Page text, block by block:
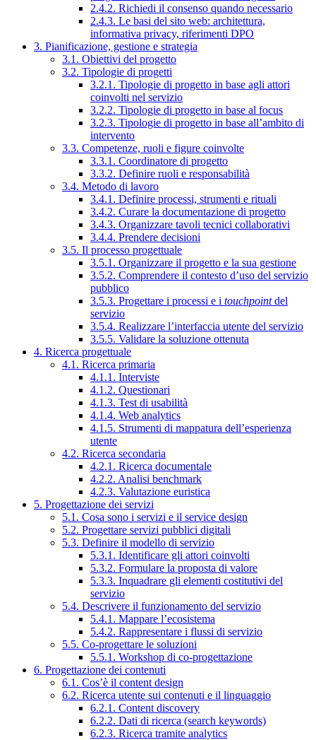
2.4.2. Richiedi il consenso quando necessario
2.4.3. Le basi del sito web: architettura,
informativa privacy, riferimenti DPO
3. Pianificazione, gestione e strategia
3.1. Obiettivi del progetto
3.2. Tipologie di progetti
3.2.1. Tipologie di progetto in base agli attori
coinvolti nel servizio
3.2.2. Tipologie di progetto in base al focus
3.2.3. Tipologie di progetto in base all’ambito di
intervento
3.3. Competenze, ruoli e figure coinvolte
3.3.1. Coordinatore di progetto
3.3.2. Definire ruoli e responsabilità
3.4. Metodo di lavoro
3.4.1. Definire processi, strumenti e rituali
3.4.2. Curare la documentazione di progetto
3.4.3. Organizzare tavoli tecnici collaborativi
3.4.4. Prendere decisioni
3.5. Il processo progettuale
3.5.1. Organizzare il progetto e la sua gestione
3.5.2. Comprendere il contesto d’uso del servizio
pubblico
3.5.3. Progettare i processi e i touchpointdel
servizio
3.5.4. Realizzare l’interfaccia utente del servizio
3.5.5. Validare la soluzione ottenuta
4. Ricerca progettuale
4.1. Ricerca primaria
4.1.1. Interviste
4.1.2. Questionari
4.1.3. Test di usabilità
4.1.4. Web analytics
4.1.5. Strumenti di mappatura dell’esperienza
utente
4.2. Ricerca secondaria
4.2.1. Ricerca documentale
4.2.2. Analisi benchmark
4.2.3. Valutazione euristica
5. Progettazione dei servizi
5.1. Cosa sono i servizi e il service design
5.2. Progettare servizi pubblici digitali
5.3. Definire il modello di servizio
5.3.1. Identificare gli attori coinvolti
5.3.2. Formulare la proposta di valore
5.3.3. Inquadrare gli elementi costitutivi del
servizio
5.4. Descrivere il funzionamento del servizio
5.4.1. Mappare l’ecosistema
5.4.2. Rappresentare i flussi di servizio
5.5. Co-progettare le soluzioni
5.5.1. Workshop di co-progettazione
6. Progettazione dei contenuti
6.1. Cos’è il content design
6.2. Ricerca utente sui contenuti e il linguaggio
6.2.1. Content discovery
6.2.2. Dati di ricerca (search keywords)
6.2.3. Ricerca tramite analytics